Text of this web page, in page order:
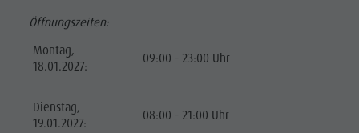
Öffnungszeiten:
Montag,
18.01.2027:
09:00 - 23:00 Uhr
Dienstag,
19.01.2027:
08:00 - 21:00 Uhr